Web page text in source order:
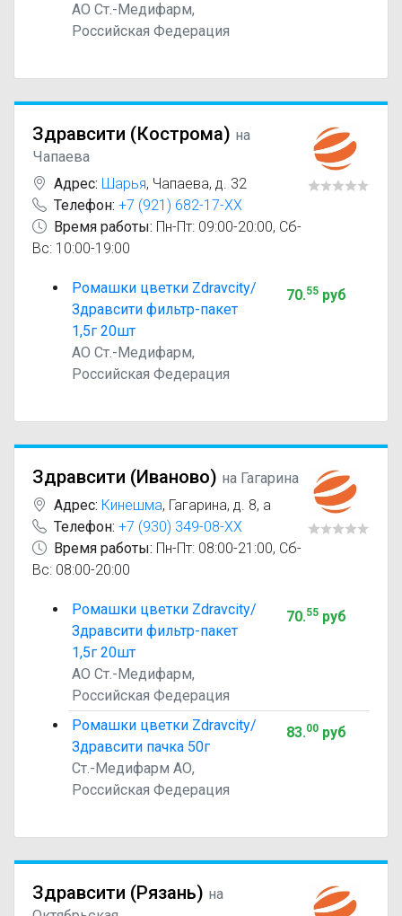
АО Ст.-Медифарм,
Российская Федерация
Здравсити (Кострома) на
Чапаева
Адрес: Шарья, Чапаева, д. 32
Телефон: +7 (921) 682-17-XX
Время работы: Пн-Пт: 09:00-20:00, Сб-
Вс: 10:00-19:00
Ромашки цветки Zdravcity/
Здравсити фильтр-пакет
1,5г 20шт
АО Ст.-Медифарм,
Российская Федерация
70.55руб
Здравсити (Иваново) на Гагарина
Адрес: Кинешма, Гагарина, д. 8, а
Телефон: +7 (930) 349-08-XX
Время работы: Пн-Пт: 08:00-21:00, Сб-
Вс: 08:00-20:00
Ромашки цветки Zdravcity/
Здравсити фильтр-пакет
1,5г 20шт
АО Ст.-Медифарм,
Российская Федерация
70.55руб
Ромашки цветки Zdravcity/
Здравсити пачка 50г
Ст.-Медифарм АО,
Российская Федерация
83.00руб
Здравсити (Рязань) на